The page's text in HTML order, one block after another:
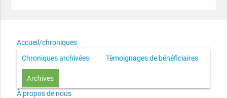
Accueil/chroniques
Chroniques archivées
Témoignages de bénéficiaires
Archives
À propos de nous